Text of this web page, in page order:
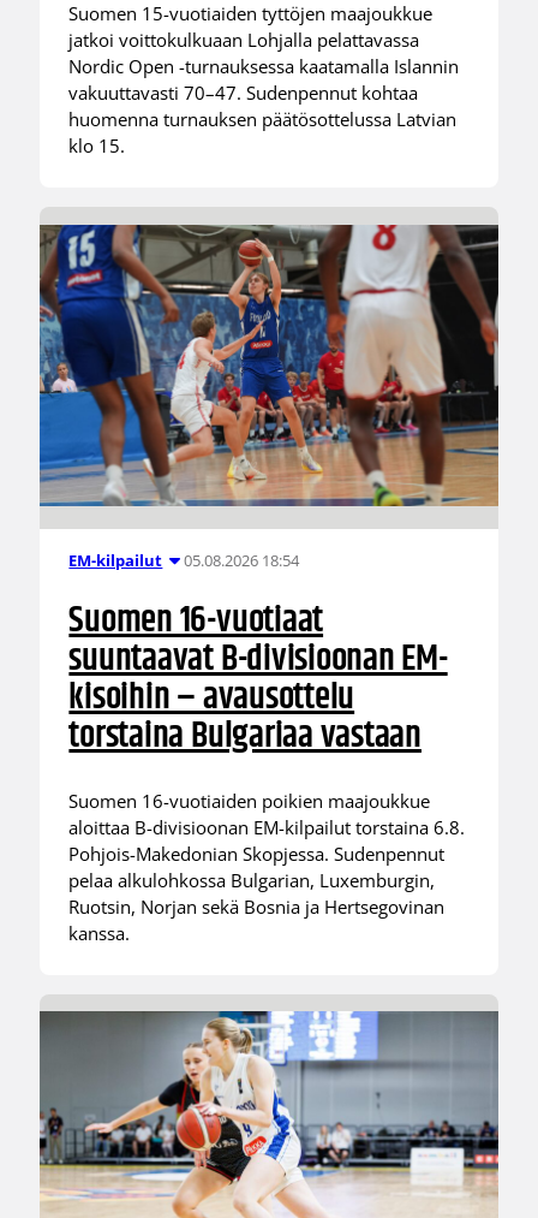
Suomen 15-vuotiaiden tyttöjen maajoukkue
jatkoi voittokulkuaan Lohjalla pelattavassa
Nordic Open -turnauksessa kaatamalla Islannin
vakuuttavasti 70–47. Sudenpennut kohtaa
huomenna turnauksen päätösottelussa Latvian
klo 15.
EM-kilpailut 05.08.2026 18:54
Suomen 16-vuotiaat
suuntaavat B-divisioonan EM-
kisoihin – avausottelu
torstaina Bulgariaa vastaan
Suomen 16-vuotiaiden poikien maajoukkue
aloittaa B-divisioonan EM-kilpailut torstaina 6.8.
Pohjois-Makedonian Skopjessa. Sudenpennut
pelaa alkulohkossa Bulgarian, Luxemburgin,
Ruotsin, Norjan sekä Bosnia ja Hertsegovinan
kanssa.